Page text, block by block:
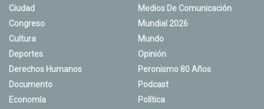
Ciudad
Congreso
Cultura
Deportes
Derechos Humanos
Documento
Economía
Medios De Comunicación
Mundial 2026
Mundo
Opinión
Peronismo 80 Años
Podcast
Política